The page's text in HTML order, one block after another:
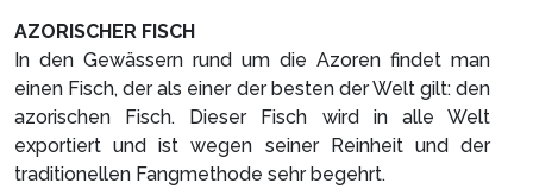
AZORISCHER FISCH
In den Gewässern rund um die Azoren findet man
einen Fisch, der als einer der besten der Welt gilt: den
azorischen Fisch. Dieser Fisch wird in alle Welt
exportiert und ist wegen seiner Reinheit und der
traditionellen Fangmethode sehr begehrt.